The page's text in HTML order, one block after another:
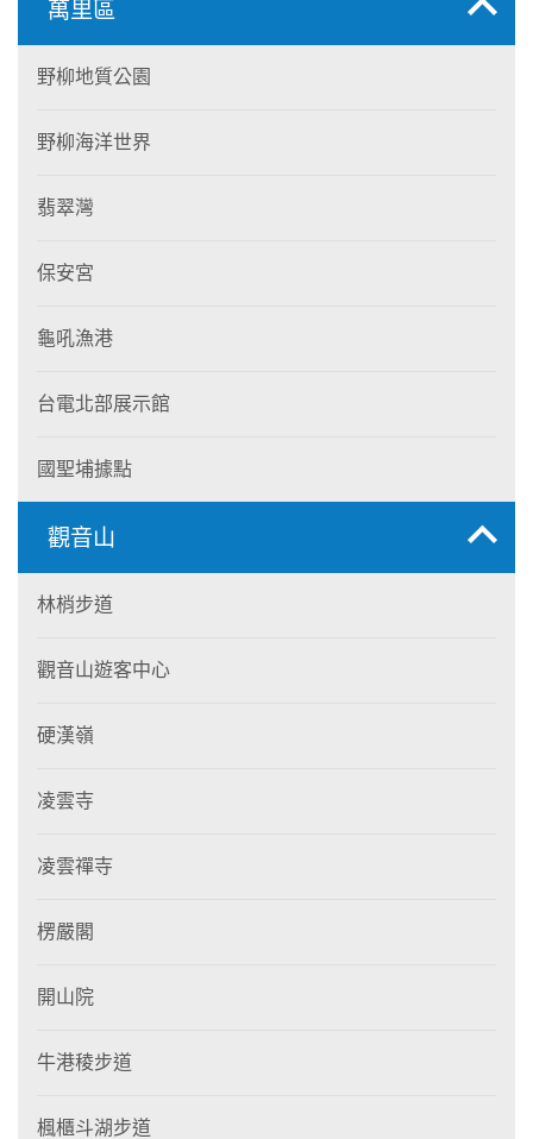
萬里區
野柳地質公園
野柳海洋世界
翡翠灣
保安宮
龜吼漁港
台電北部展示館
國聖埔據點
觀音山
林梢步道
觀音山遊客中心
硬漢嶺
凌雲寺
凌雲禪寺
楞嚴閣
開山院
牛港稜步道
楓櫃斗湖步道